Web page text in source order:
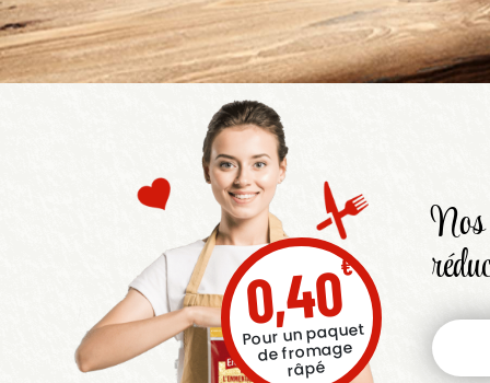
0,40€
Pour un paquet
de fromage
râpé
Nos